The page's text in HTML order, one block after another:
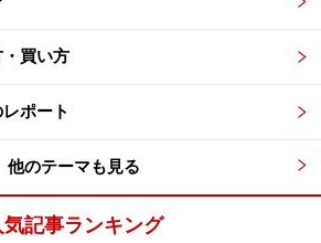
買い方
ポート
他のテーマも見る
気記事ランキング